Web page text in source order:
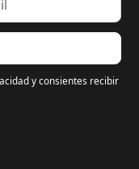
y consientes recibir